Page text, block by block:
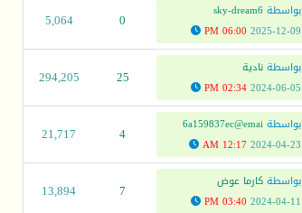
بواسطةsky-dream6
2025-12-09
06:00 PM
0
5,064
بواسطةنادية
2024-06-05
02:34 PM
25
294,205
بواسطة6a159837ec@emai
2024-04-23
12:17 AM
4
21,717
بواسطةكارما عوض
2024-04-11
03:40 PM
7
13,894